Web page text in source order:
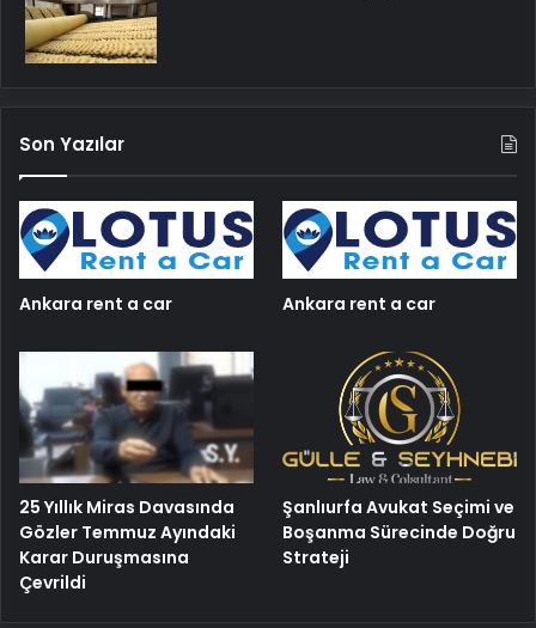
Son Yazılar
Ankara rent a car Ankara rent a car
25 Yıllık Miras Davasında
Gözler Temmuz Ayındaki
Karar Duruşmasına
Çevrildi
Şanlıurfa Avukat Seçimi ve
Boşanma Sürecinde Doğru
Strateji